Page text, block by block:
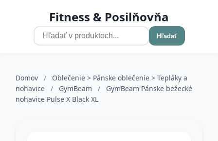
Fitness & Posilňovňa
Hľadať
Domov /
Oblečenie > Pánske oblečenie > Tepláky a
nohavice
/ GymBeam /
GymBeam Pánske bežecké
nohavice Pulse X Black XL